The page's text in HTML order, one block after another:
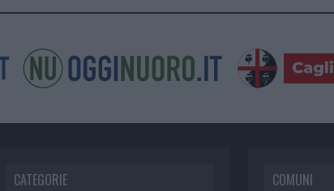
CATEGORIE COMUNI